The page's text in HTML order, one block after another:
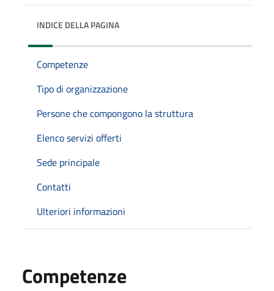
INDICE DELLA PAGINA
Competenze
Tipo di organizzazione
Persone che compongono la struttura
Elenco servizi offerti
Sede principale
Contatti
Ulteriori informazioni
Competenze